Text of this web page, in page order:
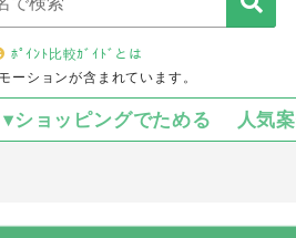
ﾎﾟｲﾝﾄ比較ｶﾞｲﾄﾞとは
ーションが含まれています。
▾ショッピングでためる 人気